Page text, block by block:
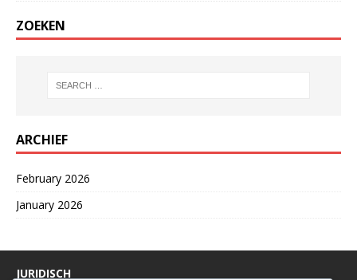
ZOEKEN
ARCHIEF
February 2026
January 2026
JURIDISCH